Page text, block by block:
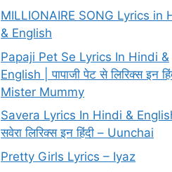
MILLIONAIRE SONG Lyrics in
& English
Papaji Pet Se Lyrics In Hindi &
English | पापाजी पेट से लिरिक्स इन
Mister Mummy
Savera Lyrics In Hindi &
सवेरा लिरिक्स इन हिंदी – Uunchai
Pretty Girls Lyrics – Iyaz